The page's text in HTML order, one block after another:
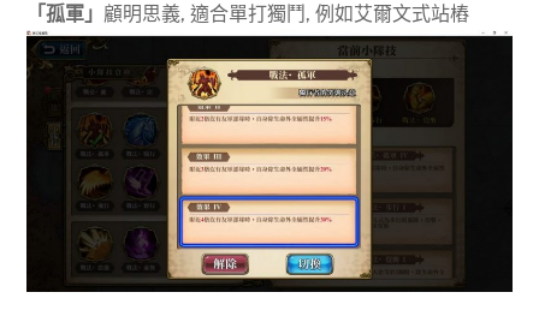
「孤軍」 顧明思義, 適合單打獨鬥, 例如艾爾文式站樁